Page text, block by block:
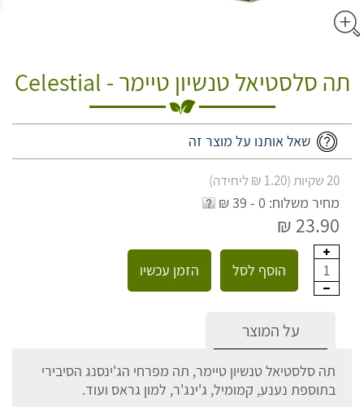
תה סלסטיאל טנשיון טיימר - Celestial
שאל אותנו על מוצר זה
20 שקיות (1.20 ₪ ליחידה)
מחיר משלוח: 0 - 39 ₪
23.90 ₪
1 הוסף לסל הזמן עכשיו
על המוצר
תה סלסטיאל טנשיון טיימר, תה מפרחי הג'ינסנג הסיבירי
בתוספת נענע, קמומיל, ג'ינג'ר, למון גראס ועוד.